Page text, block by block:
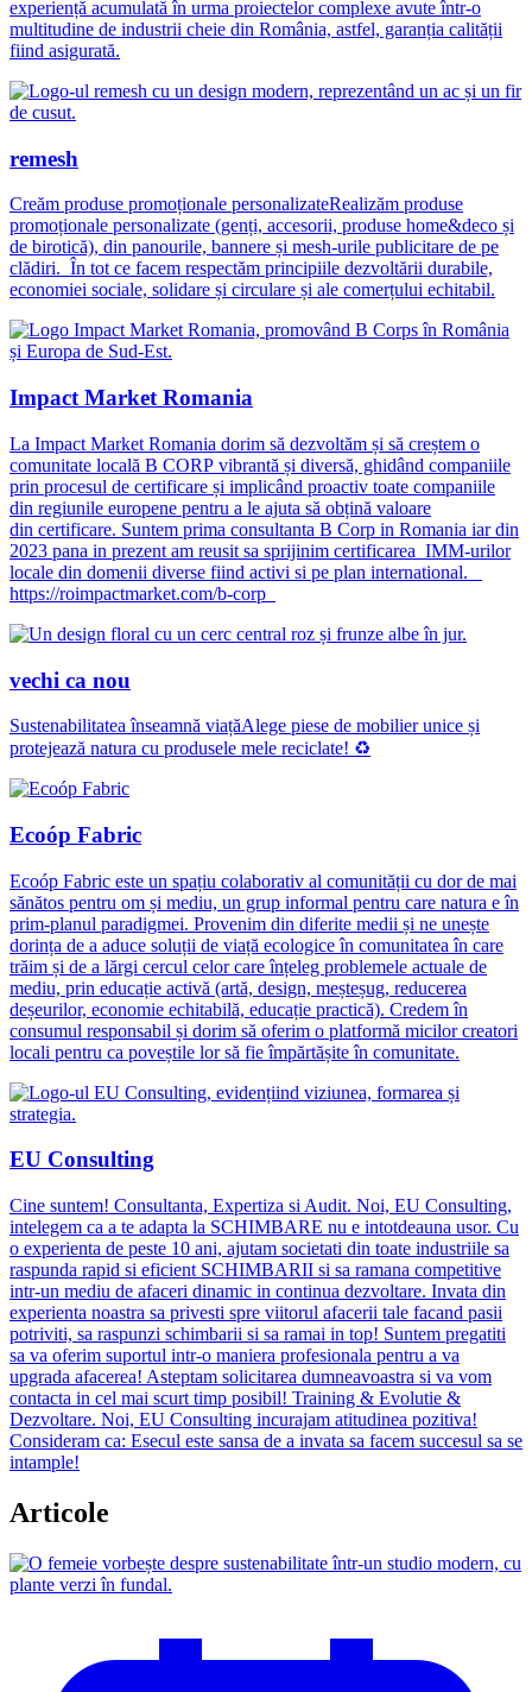
experiență acumulată în urma proiectelor complexe avute într-o
multitudine de industrii cheie din România, astfel, garanția calității
fiind asigurată.
remesh
Creăm produse promoționale personalizateRealizăm produse
promoționale personalizate (genți, accesorii, produse home&deco și
de birotică), din panourile, bannere și mesh-urile publicitare de pe
clădiri. În tot ce facem respectăm principiile dezvoltării durabile,
economiei sociale, solidare și circulare și ale comerțului echitabil.
Impact Market Romania
La Impact Market Romania dorim să dezvoltăm și să creștem o
comunitate locală B CORP vibrantă și diversă, ghidând companiile
prin procesul de certificare și implicând proactiv toate companiile
din regiunile europene pentru a le ajuta să obțină valoare
din certificare. Suntem prima consultanta B Corp in Romania iar din
2023 pana in prezent am reusit sa sprijinim certificarea IMM-urilor
locale din domenii diverse fiind activi si pe plan international.
https://roimpactmarket.com/b-corp
vechi ca nou
Sustenabilitatea înseamnă viațăAlege piese de mobilier unice și
protejează natura cu produsele mele reciclate! ♻️
Ecoóp Fabric
Ecoóp Fabric este un spațiu colaborativ al comunității cu dor de mai
sănătos pentru om și mediu, un grup informal pentru care natura e în
prim-planul paradigmei. Provenim din diferite medii și ne unește
dorința de a aduce soluții de viață ecologice în comunitatea în care
trăim și de a lărgi cercul celor care înțeleg problemele actuale de
mediu, prin educație activă (artă, design, meșteșug, reducerea
deșeurilor, economie echitabilă, educație practică). Credem în
consumul responsabil și dorim să oferim o platformă micilor creatori
locali pentru ca poveștile lor să fie împărtășite în comunitate.
EU Consulting
Cine suntem! Consultanta, Expertiza si Audit. Noi, EU Consulting,
intelegem ca a te adapta la SCHIMBARE nu e intotdeauna usor. Cu
o experienta de peste 10 ani, ajutam societati din toate industriile sa
raspunda rapid si eficient SCHIMBARII si sa ramana competitive
intr-un mediu de afaceri dinamic in continua dezvoltare. Invata din
experienta noastra sa privesti spre viitorul afacerii tale facand pasii
potriviti, sa raspunzi schimbarii si sa ramai in top! Suntem pregatiti
sa va oferim suportul intr-o maniera profesionala pentru a va
upgrada afacerea! Asteptam solicitarea dumneavoastra si va vom
contacta in cel mai scurt timp posibil! Training & Evolutie &
Dezvoltare. Noi, EU Consulting incurajam atitudinea pozitiva!
Consideram ca: Esecul este sansa de a invata sa facem succesul sa se
intample!
Articole